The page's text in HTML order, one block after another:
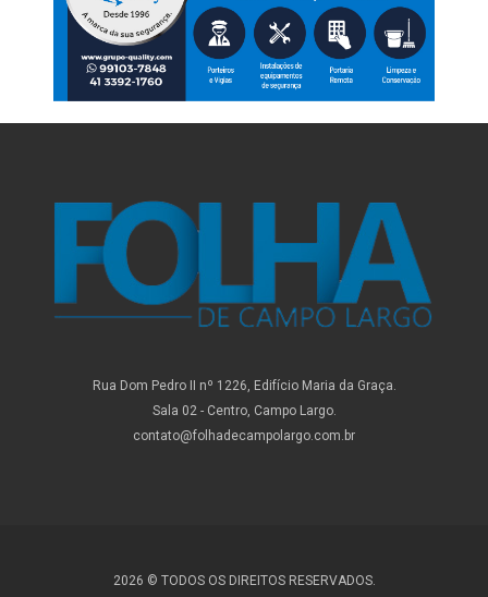
Rua Dom Pedro II nº 1226, Edifício Maria da Graça.
Sala 02 - Centro, Campo Largo.
contato@folhadecampolargo.com.br
2026 © TODOS OS DIREITOS RESERVADOS.